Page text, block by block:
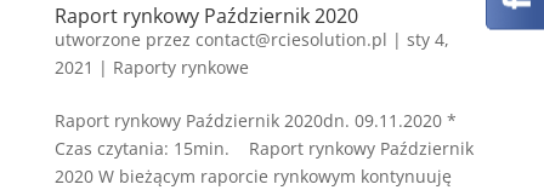
Raport rynkowy Październik 2020
utworzone przez contact@rciesolution.pl | sty 4,
2021 | Raporty rynkowe
Raport rynkowy Październik 2020dn. 09.11.2020 *
Czas czytania: 15min. Raport rynkowy Październik
2020 W bieżącym raporcie rynkowym kontynuuję